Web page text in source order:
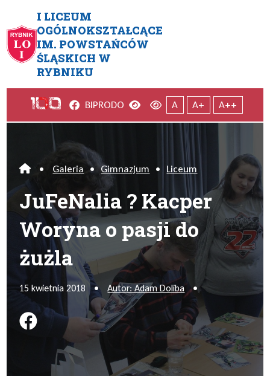
I LICEUM
OGÓLNOKSZTAŁCĄCE
IM. POWSTAŃCÓW
ŚLĄSKICH W
RYBNIKU
JuFeNalia ? Kacper Woryna
Facebook
BIPRODO Wersja kontrastowa
Wersja domyślna
A A+ A++
Home
• Galeria • Gimnazjum • Liceum
JuFeNalia ? Kacper
Woryna o pasji do
żużla
15 kwietnia 2018 • Autor: Adam Doliba •
Podziel się na FB